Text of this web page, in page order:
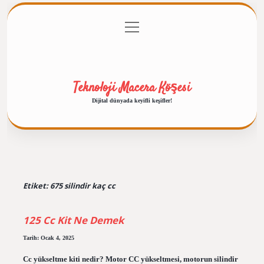
Gizlilik Politikası
menüyü
aç
Teknoloji Macera Köşesi
Dijital dünyada keyifli keşifler!
Etiket:675 silindir kaç cc
125 Cc Kit Ne Demek
Tarih: Ocak 4, 2025
Cc yükseltme kiti nedir? Motor CC yükseltmesi, motorun silindir